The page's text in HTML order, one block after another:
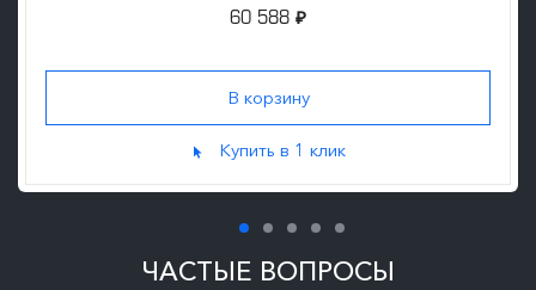
60 588 ₽
Купить в 1 клик
ЧАСТЫЕ ВОПРОСЫ